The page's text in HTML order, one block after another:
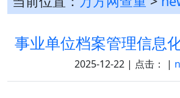
事业单位档案管理信息
2025-12-22 | 点击： |